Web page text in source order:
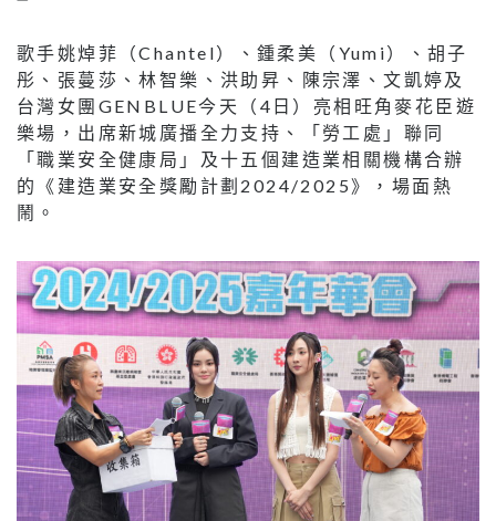
歌手姚焯菲（Chantel）、鍾柔美（Yumi）、胡子
彤、張蔓莎、林智樂、洪助昇、陳宗澤、文凱婷及
台灣女團GENBLUE今天（4日）亮相旺角麥花臣遊
樂場，出席新城廣播全力支持、「勞工處」聯同
「職業安全健康局」及十五個建造業相關機構合辦
的《建造業安全獎勵計劃2024/2025》，場面熱
鬧。